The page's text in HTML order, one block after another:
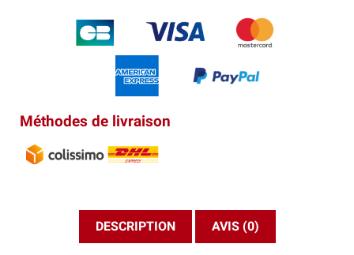
Méthodes de livraison
DESCRIPTION AVIS (0)